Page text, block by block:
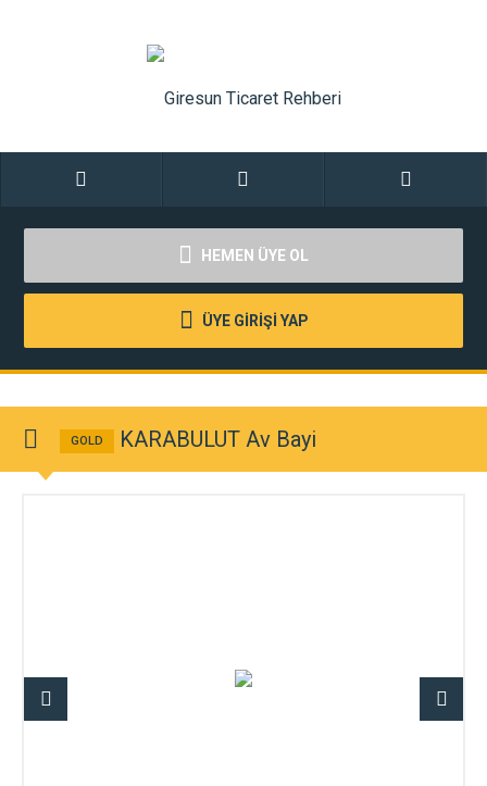
HEMEN ÜYE OL
ÜYE GİRİŞİ YAP
GOLD KARABULUT Av Bayi